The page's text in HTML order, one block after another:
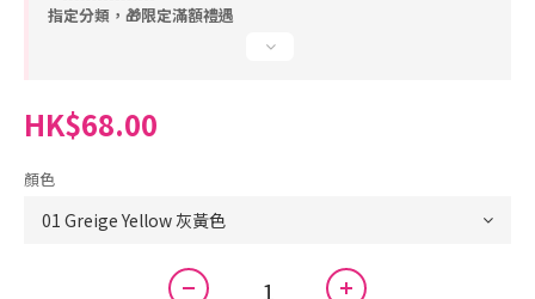
指定分類，🎁限定滿額禮遇
HK$68.00
顏色